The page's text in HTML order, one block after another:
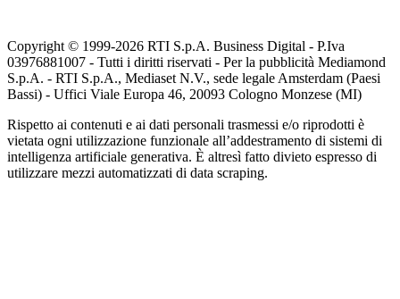
Copyright © 1999-2026 RTI S.p.A. Business Digital - P.Iva
03976881007 - Tutti i diritti riservati - Per la pubblicità Mediamond
S.p.A. - RTI S.p.A., Mediaset N.V., sede legale Amsterdam (Paesi
Bassi) - Uffici Viale Europa 46, 20093 Cologno Monzese (MI)
Rispetto ai contenuti e ai dati personali trasmessi e/o riprodotti è
vietata ogni utilizzazione funzionale all’addestramento di sistemi di
intelligenza artificiale generativa. È altresì fatto divieto espresso di
utilizzare mezzi automatizzati di data scraping.